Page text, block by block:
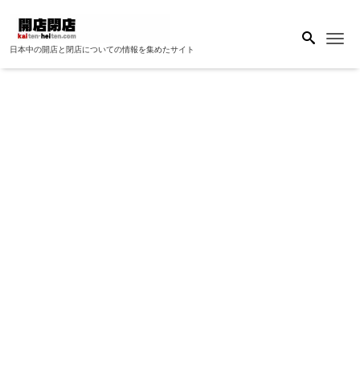
日本中の開店と閉店についての情報を集めたサイト